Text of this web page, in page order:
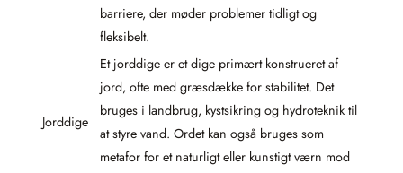
barriere, der møder problemer tidligt og
fleksibelt.
Jorddige
Et jorddige er et dige primært konstrueret af
jord, ofte med græsdække for stabilitet. Det
bruges i landbrug, kystsikring og hydroteknik til
at styre vand. Ordet kan også bruges som
metafor for et naturligt eller kunstigt værn mod